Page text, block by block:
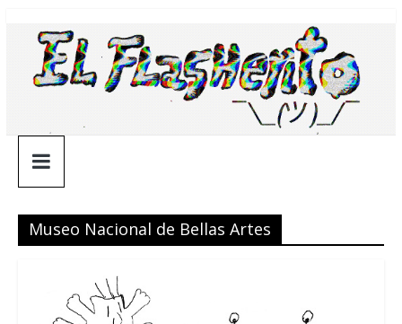
contenido
¯\_(ツ)_/
¯
Museo Nacional de Bellas Artes